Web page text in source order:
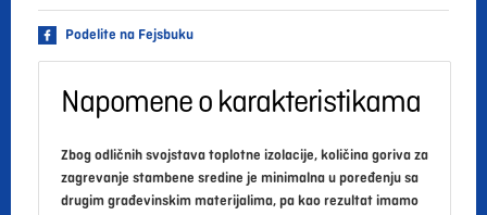
Podelite na Fejsbuku
Napomene o karakteristikama
Zbog odličnih svojstava toplotne izolacije, količina goriva za
zagrevanje stambene sredine je minimalna u poređenju sa
drugim građevinskim materijalima, pa kao rezultat imamo